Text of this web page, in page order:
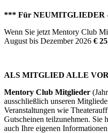
*** Für NEUMITGLIEDER -
Wenn Sie jetzt Mentory Club
August bis Dezember 2026 €
ALS MITGLIED ALLE
Mentory Club Mitglieder
ausschließlich unseren
Veranstaltungen wie
Gutscheinen teilzunehmen. Sie
auch Ihre eigenen